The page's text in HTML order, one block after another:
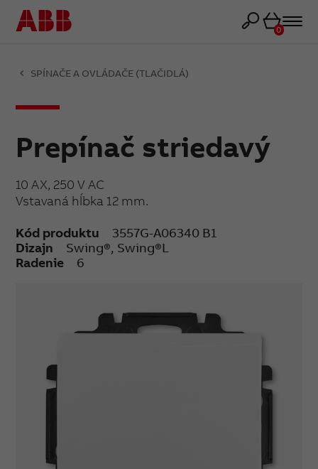
Košík
0
SPÍNAČE A OVLÁDAČE (TLAČIDLÁ)
Prepínač striedavý
10 AX, 250 V AC
Vstavaná hĺbka 12 mm.
Kód produktu
3557G-A06340 B1
Dizajn
Swing®, Swing®L
Radenie
6